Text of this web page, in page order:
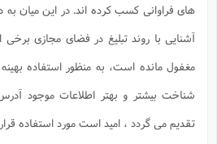
دلیل عدم تبلیغ مناسب یا عدم
از اطلاعات موجود در اینترنت
و در راستای اطلاع رسانی و
های اینترنتی زیر انتخاب و
گیرد.